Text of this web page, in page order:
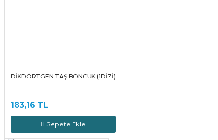
DİKDÖRTGEN TAŞ BONCUK (1DİZİ)
183,16 TL
Sepete Ekle